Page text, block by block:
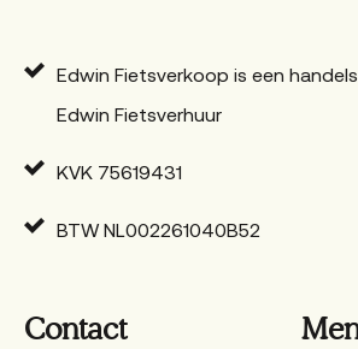
Edwin Fietsverkoop is een
Edwin Fietsverhuur
KVK 75619431
BTW NL002261040B52
Contact